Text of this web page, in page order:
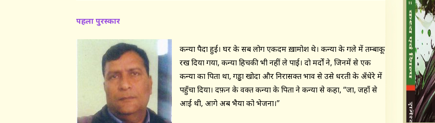
पहला पुरस्कार
कन्या पैदा हुई। घर के सब लोग एकदम ख़ामोश थे। कन्या के गले में तम्बाकू
रख दिया गया, कन्या हिचकी भी नहीं ले पाई। दो मर्दों ने, जिनमें से एक
कन्या का पिता था, गड्ढा खोदा और निरासक्त भाव से उसे धरती के अँधेरे में
पहुँचा दिया। दफ़न के वक्त कन्या के पिता ने कन्या से कहा, “जा, जहाँ से
आई थी, आगे अब भैया को भेजना।”